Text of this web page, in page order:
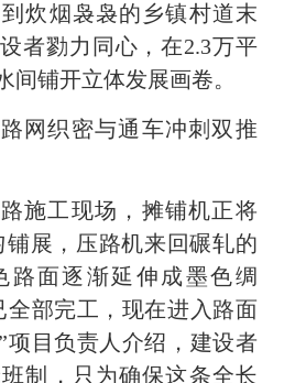
炊烟袅袅的乡镇村道末
者勠力同心，在2.3万平
间铺开立体发展画卷。
网织密与通车冲刺双推
施工现场，摊铺机正将
展，压路机来回碾轧的
路面逐渐延伸成墨色绸
全部完工，现在进入路面
项目负责人介绍，建设者
制，只为确保这条全长